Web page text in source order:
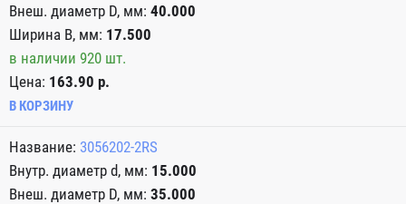
40.000
17.500
в наличии 920 шт.
Цена: 163.90 р.
В КОРЗИНУ
3056202-2RS
15.000
35.000